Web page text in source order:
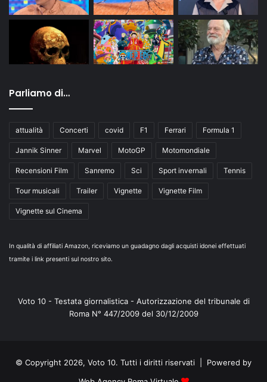
Parliamo di…
attualità Concerti covid F1 Ferrari Formula 1
Jannik Sinner Marvel MotoGP Motomondiale
Recensioni Film Sanremo Sci Sport invernali Tennis
Tour musicali Trailer Vignette Vignette Film
Vignette sul Cinema
In qualità di affiliati Amazon, riceviamo un guadagno dagli acquisti idonei effettuati
tramite i link presenti sul nostro sito.
Voto 10 - Testata giornalistica - Autorizzazione del tribunale di
Roma N° 447/2009 del 30/12/2009
© Copyright 2026, Voto 10. Tutti i diritti riservati | Powered by